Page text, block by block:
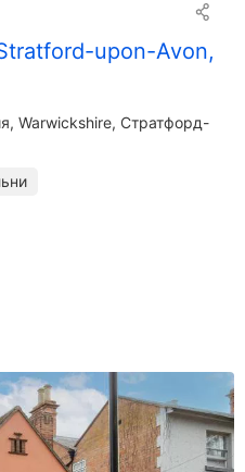
upon-Avon,
Warwickshire, Стратфорд-